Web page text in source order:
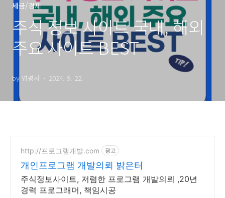
세금/경제
주식 정보 사이트 국내, 해외
주요 사이트 BEST
by 영평사 2024. 9. 22.
http://프로그램개발.com 광고
개인프로그램 개발의뢰 밝은터
주식정보사이트, 저렴한 프로그램 개발의뢰 ,20년
경력 프로그래머, 책임시공